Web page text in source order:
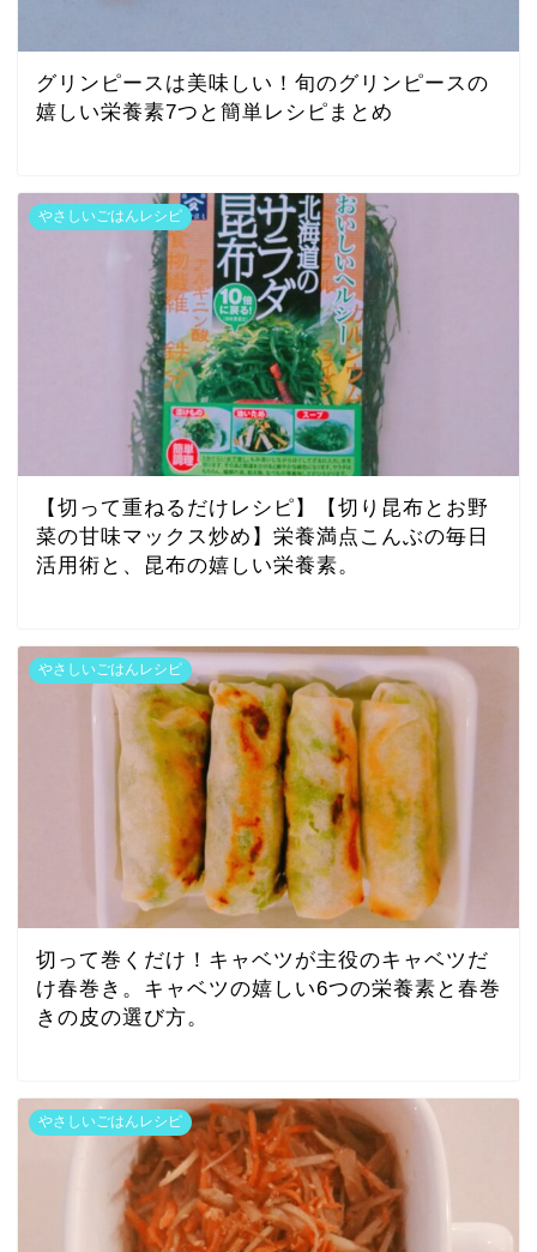
グリンピースは美味しい！旬のグリンピースの
嬉しい栄養素7つと簡単レシピまとめ
やさしいごはんレシピ
【切って重ねるだけレシピ】【切り昆布とお野
菜の甘味マックス炒め】栄養満点こんぶの毎日
活用術と、昆布の嬉しい栄養素。
やさしいごはんレシピ
切って巻くだけ！キャベツが主役のキャベツだ
け春巻き。キャベツの嬉しい6つの栄養素と春巻
きの皮の選び方。
やさしいごはんレシピ